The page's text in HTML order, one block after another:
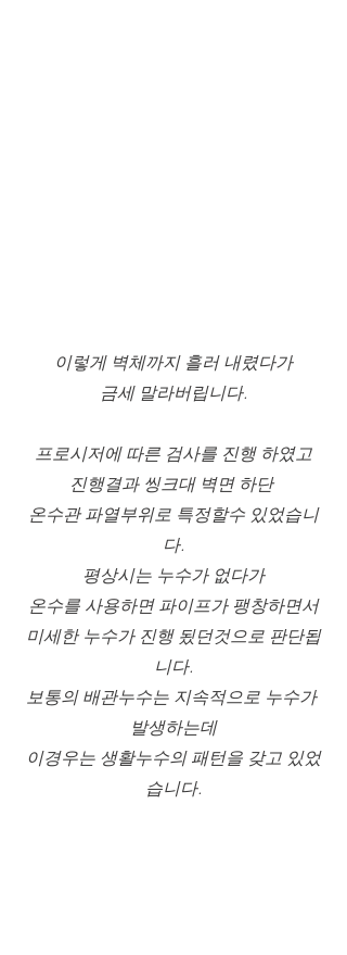
이렇게 벽체까지 흘러 내렸다가
금세 말라버립니다.
프로시저에 따른 검사를 진행 하였고
진행결과 씽크대 벽면 하단
온수관 파열부위로 특정할수 있었습니
다.
평상시는 누수가 없다가
온수를 사용하면 파이프가 팽창하면서
미세한 누수가 진행 됬던것으로 판단됩
니다.
보통의 배관누수는 지속적으로 누수가
발생하는데
이경우는 생활누수의 패턴을 갖고 있었
습니다.